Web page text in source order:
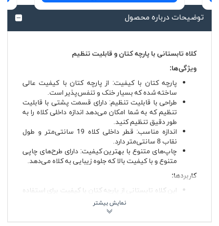
توضیحات درباره محصول
کلاه تابستانی با پارچه کتان و قابلیت تنظیم
ویژگی‌ها:
پارچه کتان با کیفیت: از پارچه کتان با کیفیت عالی
ساخته شده که بسیار خنک و تنفس‌پذیر است.
طراحی با قابلیت تنظیم: دارای قسمت پشتی با قابلیت
تنظیم که به شما امکان می‌دهد اندازه داخلی کلاه را به
طور دقیق تنظیم کنید.
اندازه مناسب
: قطر داخلی کلاه 19 سانتی‌متر و طول
نقاب 8 سانتی‌متر دارد.
چاپ‌های متنوع با بهترین کیفیت: دارای طرح‌های چاپی
متنوع و با کیفیت بالا که جلوه زیبایی به کلاه می‌دهد.
کاربردها:
این کلاه تابستانی از پارچه کتان با کیفیت برای استفاده
در روزهای گرم تابستان بسیار مناسب است.
طراحی قابل تنظیم به شما امکان می‌دهد که اندازه کلاه را